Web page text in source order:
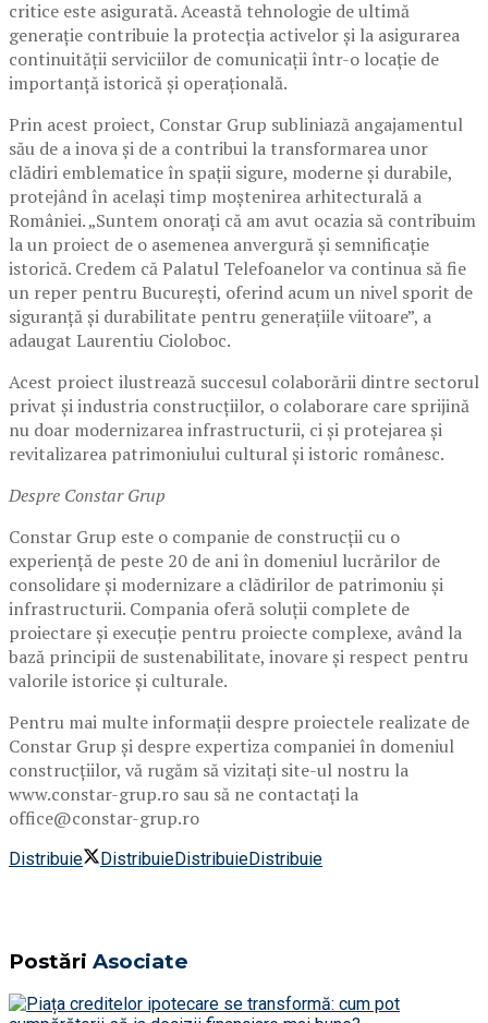
critice este asigurată. Această tehnologie de ultimă
generație contribuie la protecția activelor și la asigurarea
continuității serviciilor de comunicații într-o locație de
importanță istorică și operațională.
Prin acest proiect, Constar Grup subliniază angajamentul
său de a inova și de a contribui la transformarea unor
clădiri emblematice în spații sigure, moderne și durabile,
protejând în același timp moștenirea arhitecturală a
României. „Suntem onorați că am avut ocazia să contribuim
la un proiect de o asemenea anvergură și semnificație
istorică. Credem că Palatul Telefoanelor va continua să fie
un reper pentru București, oferind acum un nivel sporit de
siguranță și durabilitate pentru generațiile viitoare”, a
adaugat Laurentiu Cioloboc.
Acest proiect ilustrează succesul colaborării dintre sectorul
privat și industria construcțiilor, o colaborare care sprijină
nu doar modernizarea infrastructurii, ci și protejarea și
revitalizarea patrimoniului cultural și istoric românesc.
Despre Constar Grup
Constar Grup este o companie de construcții cu o
experiență de peste 20 de ani în domeniul lucrărilor de
consolidare și modernizare a clădirilor de patrimoniu și
infrastructurii. Compania oferă soluții complete de
proiectare și execuție pentru proiecte complexe, având la
bază principii de sustenabilitate, inovare și respect pentru
valorile istorice și culturale.
Pentru mai multe informații despre proiectele realizate de
Constar Grup și despre expertiza companiei în domeniul
construcțiilor, vă rugăm să vizitați site-ul nostru la
www.constar-grup.ro sau să ne contactați la
office@constar-grup.ro
Distribuie DistribuieDistribuieDistribuie
Postări Asociate